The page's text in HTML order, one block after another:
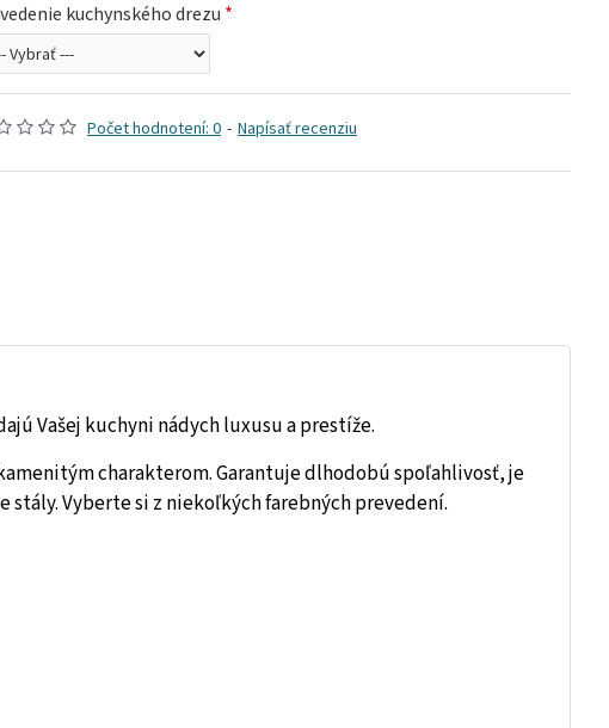
Počet hodnotení: 0 - Napísať recenziu
kuchynského drezu
Vašej kuchyni nádych luxusu a prestíže.
charakterom. Garantuje dlhodobú spoľahlivosť, je
Vyberte si z niekoľkých farebných prevedení.